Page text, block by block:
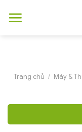
đến
Trang chủ / Máy &